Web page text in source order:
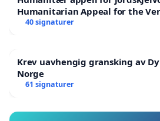
Humanitarian Appeal for the
Victims
40 signaturer
Krev uavhengig gransking av
Norge
61 signaturer